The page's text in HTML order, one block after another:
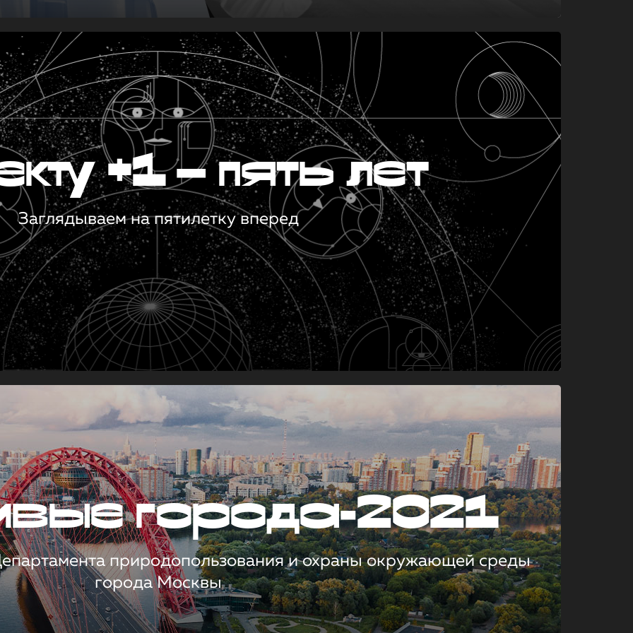
+1 — пять лет
Заглядываем на пятилетку вперед
города-2021
природопользования и охраны окружающей среды
города Москвы